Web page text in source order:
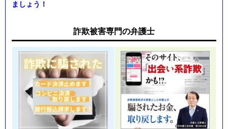
ましょう！
詐欺被害専門の弁護士